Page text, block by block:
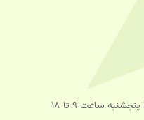
ساعت 9 تا 18